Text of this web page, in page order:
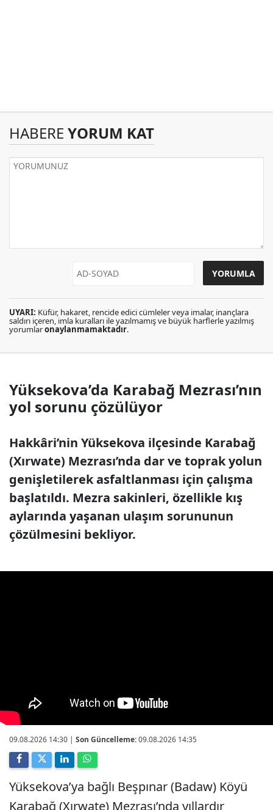
HABERE YORUM KAT
UYARI: Küfür, hakaret, rencide edici cümleler veya imalar, inançlara
saldırı içeren, imla kuralları ile yazılmamış ve büyük harflerle yazılmış
yorumlaronaylanmamaktadır.
Yüksekova’da Karabağ Mezrası’nın
yol sorunu çözülüyor
Hakkâri’nin Yüksekova ilçesinde Karabağ
(Xırwate) Mezrası’nda dar ve toprak yolun
genişletilerek asfaltlanması için çalışma
başlatıldı. Mezra sakinleri, özellikle kış
aylarında yaşanan ulaşım sorununun
çözülmesini bekliyor.
09.08.2026 14:30 | Son Güncelleme:09.08.2026 14:35
Yüksekova’ya bağlı Beşpınar (Badaw) Köyü
Karabağ (Xırwate) Mezrası’nda yıllardır